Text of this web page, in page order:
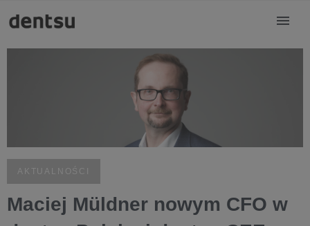
AKTUALNOŚCI
Maciej Müldner nowym CFO w